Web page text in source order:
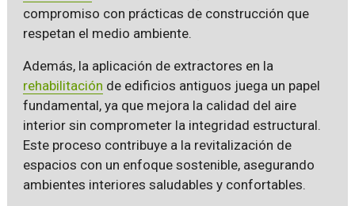
compromiso con prácticas de construcción que
respetan el medio ambiente.
Además, la aplicación de extractores en la
rehabilitación de edificios antiguos juega un papel
fundamental, ya que mejora la calidad del aire
interior sin comprometer la integridad estructural.
Este proceso contribuye a la revitalización de
espacios con un enfoque sostenible, asegurando
ambientes interiores saludables y confortables.